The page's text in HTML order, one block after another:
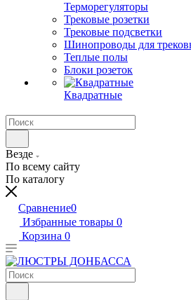
Терморегуляторы
Трековые розетки
Трековые подсветки
Шинопроводы для
Теплые полы
Блоки розеток
Квадратные
Везде
По всему сайту
По каталогу
Сравнение0
Избранные товары 0
Корзина 0